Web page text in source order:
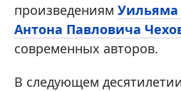
произведениям
Антона Павловича
современных авторов.
В следующем